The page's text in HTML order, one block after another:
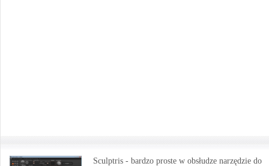
Sculptris - bardzo proste w obsłudze narzędzie do